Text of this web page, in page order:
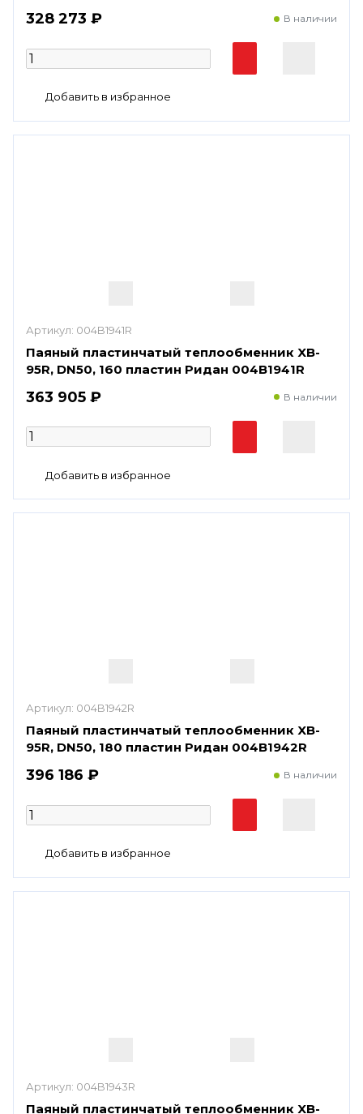
328 273 ₽ В наличии
Артикул: 004B1941R
Паяный пластинчатый теплообменник XB-
95R, DN50, 160 пластин Ридан 004B1941R
363 905 ₽ В наличии
Артикул: 004B1942R
Паяный пластинчатый теплообменник XB-
95R, DN50, 180 пластин Ридан 004B1942R
396 186 ₽ В наличии
Артикул: 004B1943R
Паяный пластинчатый теплообменник XB-